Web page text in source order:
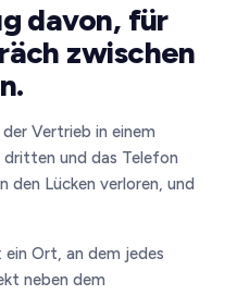
davon, für
zwischen
Vertrieb in einem
dritten und das Telefon
den Lücken verloren, und
Ort, an dem jedes
neben dem